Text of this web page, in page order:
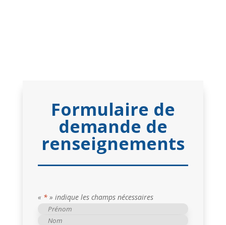
Formulaire de
demande de
renseignements
« *» indique les champs nécessaires
Nom
Prénom